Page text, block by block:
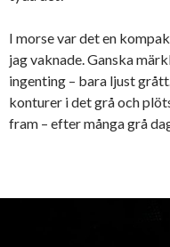
I morse var det en
jag vaknade. Ganska
ingenting – bara ljust
konturer i det grå och
fram – efter många grå